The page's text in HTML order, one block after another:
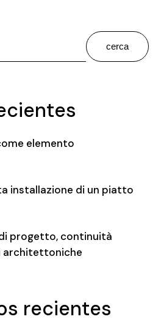
cerca
elemento
installazione di un piatto
progetto, continuità
architettoniche
recientes